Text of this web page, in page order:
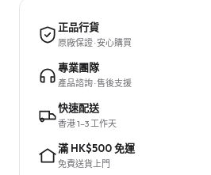
正品行貨
原廠保證 · 安心購買
專業團隊
產品諮詢 · 售後支援
快速配送
香港 1–3 工作天
滿 HK$500 免運
免費送貨上門